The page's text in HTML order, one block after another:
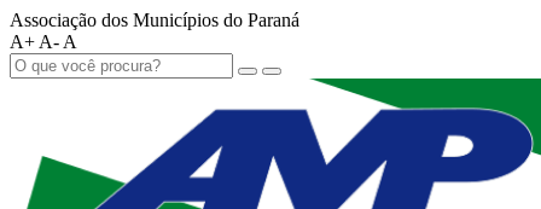
Associação dos Municípios do Paraná
A+ A- A